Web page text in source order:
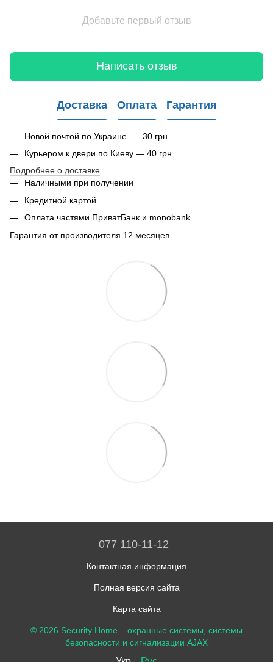
Добавьте первый отзыв
Написать отзыв
Доставка Оплата Гарантия
Новой почтой по Украине — 30 грн.
Курьером к двери по Киеву — 40 грн.
Подробнее о доставке
Наличными при получении
Кредитной картой
Оплата частями ПриватБанк и monobank
Гарантия от производителя 12 месяцев
077 110-11-12
Контактная информация
Полная версия сайта
Карта сайта
© 2026 Security Home – охранные системы, системы
безопасности и сигнализации AJAX